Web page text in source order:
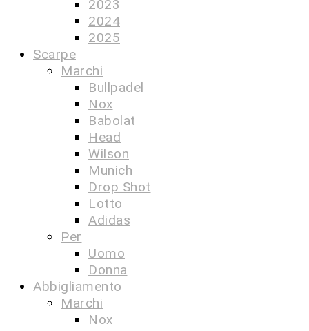
2023
2024
2025
Scarpe
Marchi
Bullpadel
Nox
Babolat
Head
Wilson
Munich
Drop Shot
Lotto
Adidas
Per
Uomo
Donna
Abbigliamento
Marchi
Nox